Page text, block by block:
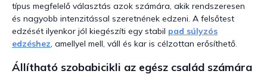
típus megfelelő választás azok számára, akik rendszeresen
és nagyobb intenzitással szeretnének edzeni. A felsőtest
edzését ilyenkor jól kiegészíti egy stabil pad súlyzós
edzéshez, amellyel mell, váll és kar is célzottan erősíthető.
Állítható szobabicikli az egész család számára